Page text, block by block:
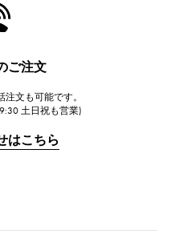
ご注文
文も可能です。
土日祝も営業)
はこちら